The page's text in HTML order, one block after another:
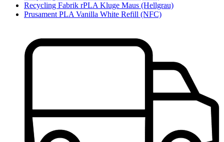
Recycling Fabrik rPLA Kluge Maus (Hellgrau)
Prusament PLA Vanilla White Refill (NFC)